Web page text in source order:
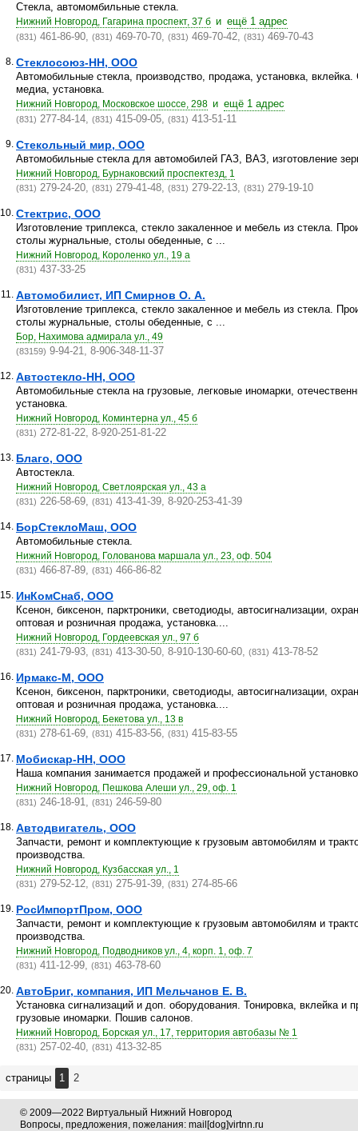
Стекла, автомомбильные стекла.
Нижний Новгород, Гагарина проспект, 37 б и ещё 1 адрес
(831) 461-86-90, (831) 469-70-70, (831) 469-70-42, (831) 469-70-43
8. Стеклосоюз-НН, ООО
Автомобильные стекла, производство, продажа, установка,
медиа, установка.
Нижний Новгород, Московское шоссе, 298 и ещё 1 адрес
(831) 277-84-14, (831) 415-09-05, (831) 413-51-11
9. Стекольный мир, ООО
Автомобильные стекла для автомобилей ГАЗ, ВАЗ, изготовление
Нижний Новгород, Бурнаковский проспектезд, 1
(831) 279-24-20, (831) 279-41-48, (831) 279-22-13, (831) 279-19-10
10. Стектрис, ООО
Изготовление триплекса, стекло закаленное и мебель из стекла.
столы журнальные, столы обеденные, с ...
Нижний Новгород, Короленко ул., 19 а
(831) 437-33-25
11. Автомобилист, ИП Смирнов О. А.
Изготовление триплекса, стекло закаленное и мебель из стекла.
столы журнальные, столы обеденные, с ...
Бор, Нахимова адмирала ул., 49
(83159) 9-94-21, 8-906-348-11-37
12. Автостекло-НН, ООО
Автомобильные стекла на грузовые, легковые иномарки,
установка.
Нижний Новгород, Коминтерна ул., 45 б
(831) 272-81-22, 8-920-251-81-22
13. Благо, ООО
Автостекла.
Нижний Новгород, Светлоярская ул., 43 а
(831) 226-58-69, (831) 413-41-39, 8-920-253-41-39
14. БорСтеклоМаш, ООО
Автомобильные стекла.
Нижний Новгород, Голованова маршала ул., 23, оф. 504
(831) 466-87-89, (831) 466-86-82
15. ИнКомСнаб, ООО
Ксенон, биксенон, парктроники, светодиоды, автосигнализации,
оптовая и розничная продажа, установка....
Нижний Новгород, Гордеевская ул., 97 б
(831) 241-79-93, (831) 413-30-50, 8-910-130-60-60, (831) 413-78-52
16. Ирмакс-М, ООО
Ксенон, биксенон, парктроники, светодиоды, автосигнализации,
оптовая и розничная продажа, установка....
Нижний Новгород, Бекетова ул., 13 в
(831) 278-61-69, (831) 415-83-56, (831) 415-83-55
17. Мобискар-НН, ООО
Наша компания занимается продажей и профессиональной
Нижний Новгород, Пешкова Алеши ул., 29, оф. 1
(831) 246-18-91, (831) 246-59-80
18. Автодвигатель, ООО
Запчасти, ремонт и комплектующие к грузовым автомобилям и
производства.
Нижний Новгород, Кузбасская ул., 1
(831) 279-52-12, (831) 275-91-39, (831) 274-85-66
19. РосИмпортПром, ООО
Запчасти, ремонт и комплектующие к грузовым автомобилям и
производства.
Нижний Новгород, Подводников ул., 4, корп. 1, оф. 7
(831) 411-12-99, (831) 463-78-60
20. АвтоБриг, компания, ИП Мельчанов Е. В.
Установка сигнализаций и доп. оборудования. Тонировка, вклейка и
грузовые иномарки. Пошив салонов.
Нижний Новгород, Борская ул., 17, территория автобазы № 1
(831) 257-02-40, (831) 413-32-85
страницы 1 2
© 2009—2022 Виртуальный Нижний Новгород
Вопросы, предложения, пожелания: mail[dog]virtnn.ru